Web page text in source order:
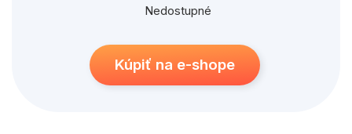
nádej.
Nedostupné
Kúpiť na e-shope